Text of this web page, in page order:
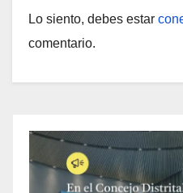
Lo siento, debes estar
comentario.